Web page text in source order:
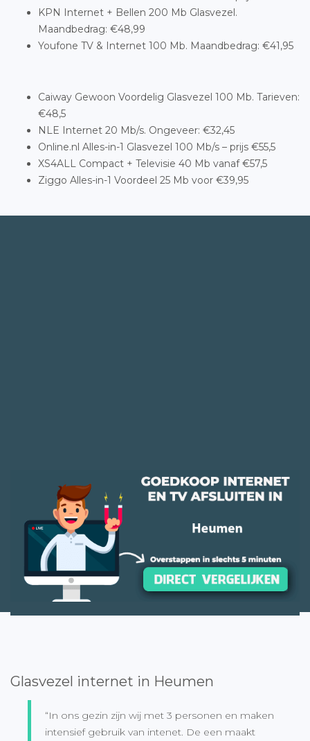
KPN Internet + Bellen 200 Mb Glasvezel.
Maandbedrag: €48,99
Youfone TV & Internet 100 Mb. Maandbedrag: €41,95
Caiway Gewoon Voordelig Glasvezel 100 Mb. Tarieven:
€48,5
NLE Internet 20 Mb/s. Ongeveer: €32,45
Online.nl Alles-in-1 Glasvezel 100 Mb/s – prijs €55,5
XS4ALL Compact + Televisie 40 Mb vanaf €57,5
Ziggo Alles-in-1 Voordeel 25 Mb voor €39,95
Glasvezel internet in Heumen
“In ons gezin zijn wij met 3 personen en maken
intensief gebruik van intenet. De een maakt